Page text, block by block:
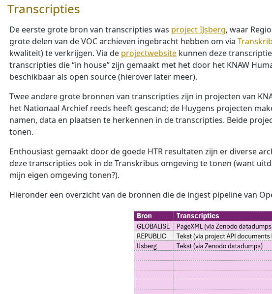
Transcripties
De eerste grote bron van transcripties was project IJsberg, waar
grote delen van de VOC archieven ingebracht hebben om via
kwaliteit) te verkrijgen. Via de projectwebsite kunnen deze
transcripties die “in house” zijn gemaakt met het door het KNAW
beschikbaar als open source (hierover later meer).
Twee andere grote bronnen van transcripties zijn in projecten van
het Nationaal Archief reeds heeft gescand; de Huygens projecten
namen, data en plaatsen te herkennen in de transcripties. Beide
tonen.
Enthousiast gemaakt door de goede HTR resultaten zijn er diverse
deze transcripties ook in de Transkribus omgeving te tonen (want
mijn eigen omgeving tonen?).
Hieronder een overzicht van de bronnen die de ingest pipeline van